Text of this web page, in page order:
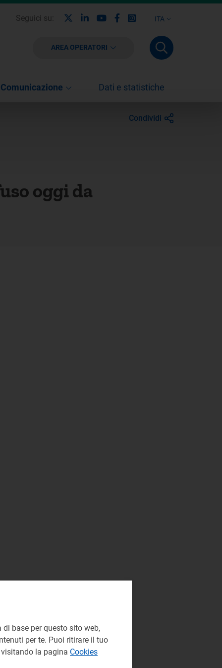
ITA
Seguici su: LinkedinYoutubeFacebook
Instagram
AREA OPERATORI
Comunicazione Dati e statistiche
Condividi
oggi da
base per questo sito web,
per te. Puoi ritirare il tuo
la pagina Cookies